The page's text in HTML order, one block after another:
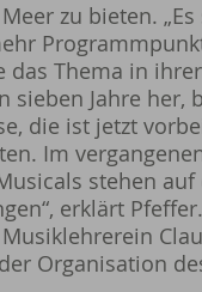
zu bieten.
das Thema in
Jahre her,
die ist jetzt
Im
stehen
erklärt
Organisation